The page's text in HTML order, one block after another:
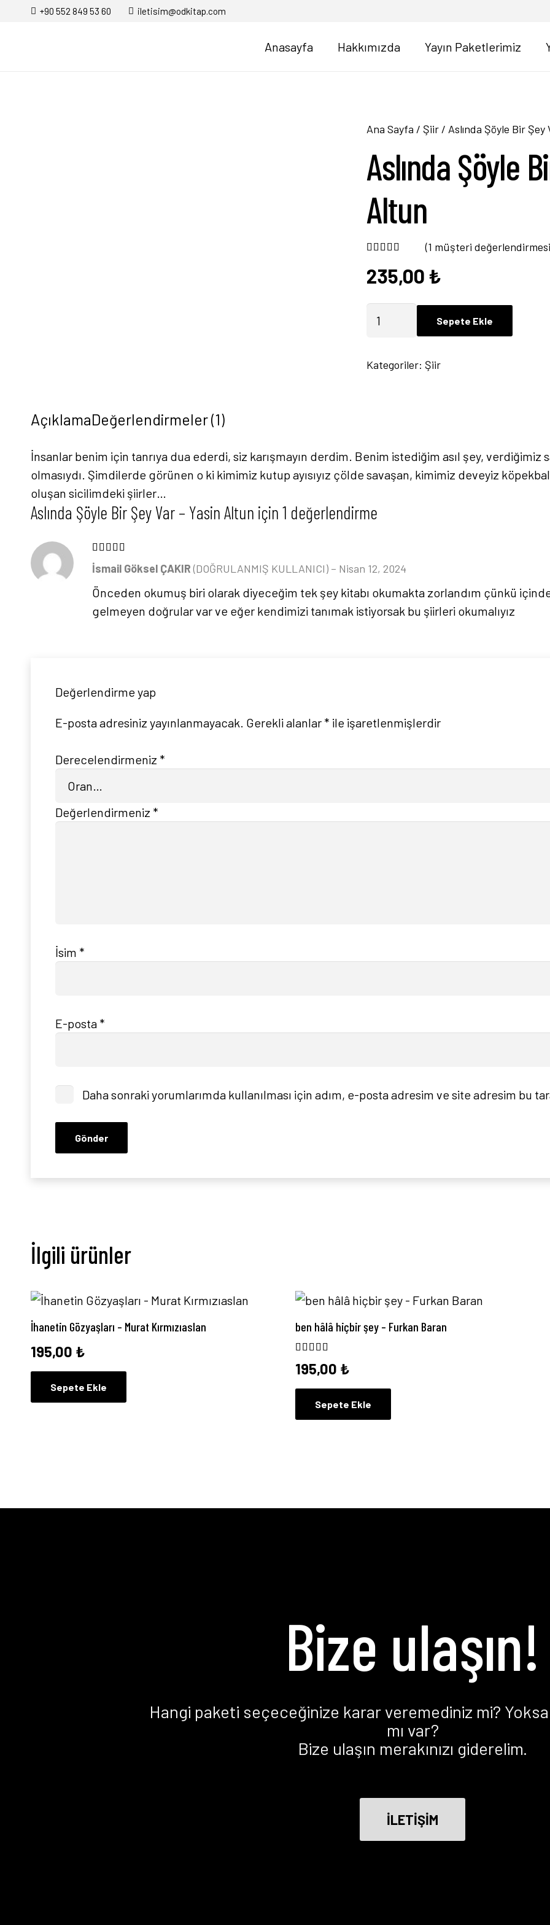
+90 552 849 53 60 iletisim@odkitap.com
Anasayfa Hakkımızda Yayın Paketlerimiz
Ana Sayfa / Şiir / Aslında Şöyle Bir
Aslında Şöyle
Altun
1
müşteri puanına dayanarak 5
(1 müşteri
235,00 ₺
Şöyle
Şey
adet
Sepete Ekle
Kategoriler: Şiir
AçıklamaDeğerlendirmeler (1)
İnsanlar benim için tanrıya dua ederdi, siz karışmayın derdim. Benim istediğim asıl şey,
olmasıydı. Şimdilerde görünen o ki kimimiz kutup ayısıyız çölde savaşan, kimimiz deveyiz
oluşan sicilimdeki şiirler…
Aslında Şöyle Bir Şey Var – Yasin Altun için 1 değerlendirme
5 üzerinden oy aldı
İsmail Göksel ÇAKIR(DOĞRULANMIŞ KULLANICI) – Nisan 12, 2024
Önceden okumuş biri olarak diyeceğim tek şey kitabı okumakta zorlandım çünkü
gelmeyen doğrular var ve eğer kendimizi tanımak istiyorsak bu şiirleri okumalıyız
Değerlendirme yap
E-posta adresiniz yayınlanmayacak. Gerekli alanlar * ile işaretlenmişlerdir
Derecelendirmeniz *
Değerlendirmeniz *
İsim *
E-posta *
Daha sonraki yorumlarımda kullanılması için adım, e-posta adresim ve site adresim bu
İlgili ürünler
İhanetin Gözyaşları – Murat Kırmızıaslan
195,00 ₺
Sepete Ekle
ben hâlâ hiçbir şey – Furkan Baran
195,00 ₺
Sepete Ekle
Bize ulaşın!
Hangi paketi seçeceğinize karar veremediniz mi? Yoksa
mı var?
Bize ulaşın merakınızı giderelim.
İLETİŞİM